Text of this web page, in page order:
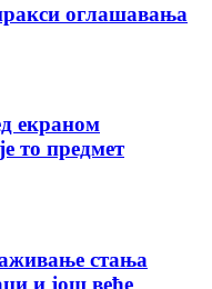
оглашавања
екраном
то предмет
стања
и још веће